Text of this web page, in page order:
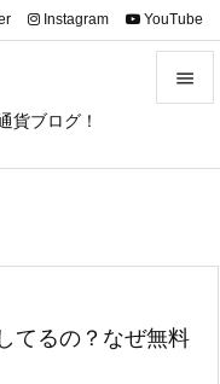
貨ブログ！

次へ
Instagram YouTube
てるの？なぜ無料